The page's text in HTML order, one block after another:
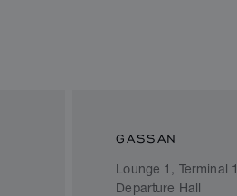
GASSAN
Lounge 1, Terminal 1
Departure Hall